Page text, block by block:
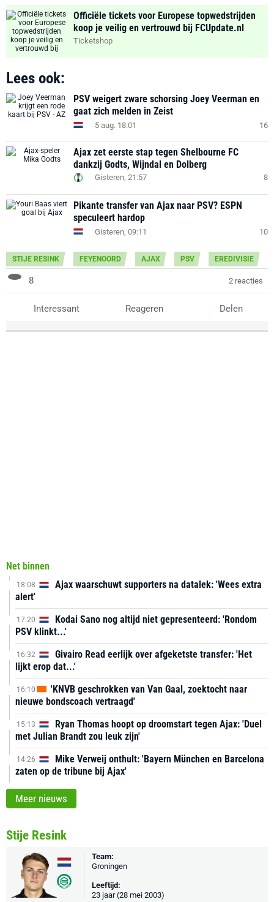
Officiële tickets voor Europese topwedstrijden
koop je veilig en vertrouwd bij FCUpdate.nl
Ticketshop
Lees ook:
PSV weigert zware schorsing Joey Veerman en
gaat zich melden in Zeist
5 aug. 18:01 16
Ajax zet eerste stap tegen Shelbourne FC
dankzij Godts, Wijndal en Dolberg
Gisteren, 21:57 8
Pikante transfer van Ajax naar PSV? ESPN
speculeert hardop
Gisteren, 09:11 10
STIJE RESINK FEYENOORD AJAX PSV EREDIVISIE
8 2 reacties
Interessant Reageren Delen
Net binnen
18:08
Ajax waarschuwt supporters na datalek: 'Wees extra
alert'
17:20
Kodai Sano nog altijd niet gepresenteerd: 'Rondom
PSV klinkt...'
16:32
Givairo Read eerlijk over afgeketste transfer: 'Het
lijkt erop dat...'
16:10
'KNVB geschrokken van Van Gaal, zoektocht naar
nieuwe bondscoach vertraagd'
15:13
Ryan Thomas hoopt op droomstart tegen Ajax: 'Duel
met Julian Brandt zou leuk zijn'
14:26
Mike Verweij onthult: 'Bayern München en Barcelona
zaten op de tribune bij Ajax'
Meer nieuws
Stije Resink
Team:
Groningen
Leeftijd:
23 jaar (28 mei 2003)